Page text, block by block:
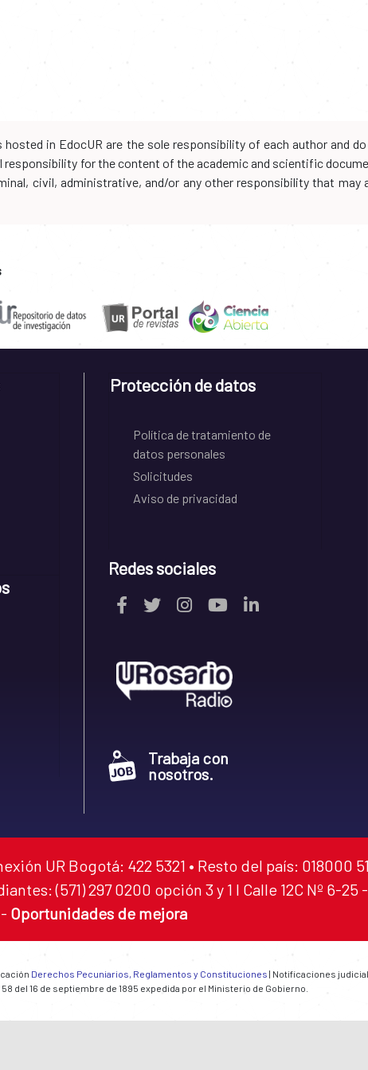
in EdocUR are the sole responsibility of each author and
for the content of the academic and scientific
civil, administrative, and/or any other responsibility that may
Protección de datos
Política de tratamiento de
datos personales
Solicitudes
Aviso de privacidad
Redes sociales
Trabaja con
nosotros.
UR Bogotá: 422 5321 • Resto del país: 018000
(571) 297 0200 opción 3 y 1 I Calle 12C Nº 6-
- Oportunidades de mejora
Derechos Pecuniarios, Reglamentos y Constituciones | Notificaciones
del 16 de septiembre de 1895 expedida por el Ministerio de Gobierno.